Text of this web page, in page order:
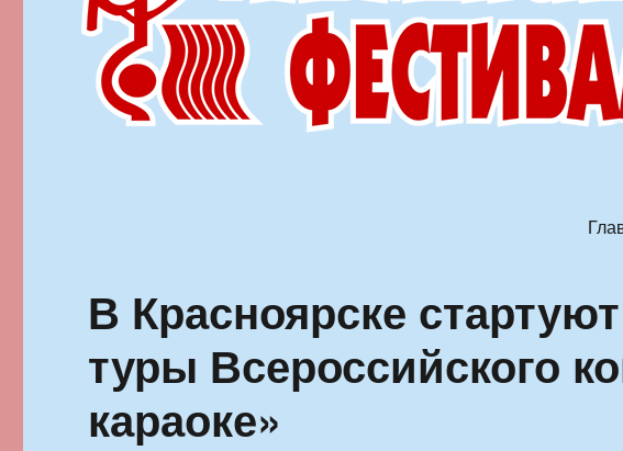
В Красноярске
туры Всероссийского
караоке»